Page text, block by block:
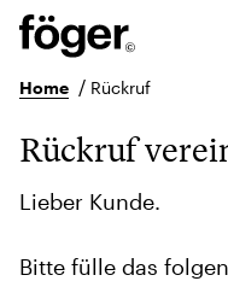
Home / Rückruf
Rückruf
Lieber Kunde.
Bitte fülle das